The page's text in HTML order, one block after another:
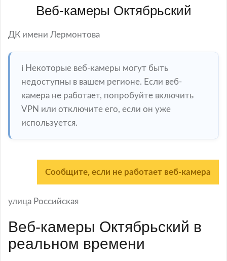
Веб-камеры Октябрьский
ДК имени Лермонтова
ℹ️ Некоторые веб-камеры могут быть
недоступны в вашем регионе. Если веб-
камера не работает, попробуйте включить
VPN или отключите его, если он уже
используется.
Сообщите, если не работает веб-камера
улица Российская
Веб-камеры Октябрьский в
реальном времени